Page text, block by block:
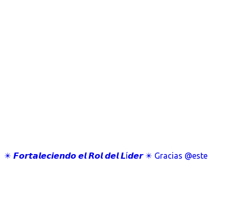
✴️ 𝙁𝙤𝙧𝙩𝙖𝙡𝙚𝙘𝙞𝙚𝙣𝙙𝙤 𝙚𝙡 𝙍𝙤𝙡 𝙙𝙚𝙡 𝙇í𝙙𝙚𝙧 ✴️ Gracias @este